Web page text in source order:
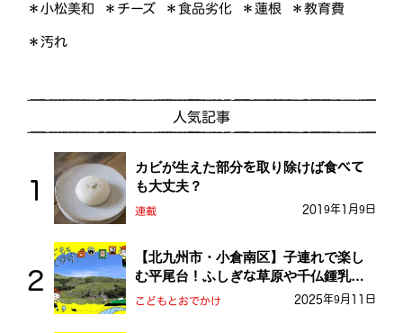
＊小松美和 ＊チーズ ＊食品劣化 ＊蓮根 ＊教育費
＊汚れ
人気記事
カビが生えた部分を取り除けば食べて
も大丈夫？
連載 2019年1月9日
【北九州市・小倉南区】子連れで楽し
む平尾台！ふしぎな草原や千仏鍾乳洞
を探検しよう！
こどもとおでかけ 2025年9月11日